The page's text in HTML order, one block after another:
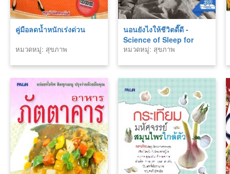
คู่มือลดน้ำหนักเร่งด่วน
หมวดหมู่: สุขภาพ
นอนยังไงให้ชีวิตดี๊ดี -
Science of Sleep for
Teen
หมวดหมู่: สุขภาพ